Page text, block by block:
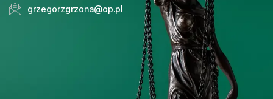
grzegorzgrzona@op.pl